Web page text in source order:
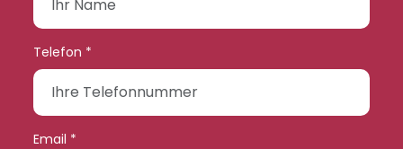
Telefon *
Email *